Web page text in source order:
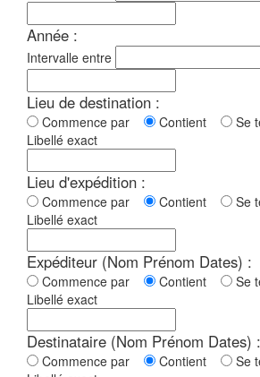
Année :
Intervalle entre
Lieu de destination :
Commence par Contient
Se
Libellé exact
Lieu d'expédition :
Commence par Contient
Se
Libellé exact
Expéditeur (Nom Prénom Dates) :
Commence par Contient
Se
Libellé exact
Destinataire (Nom Prénom Dates) :
Commence par Contient
Se